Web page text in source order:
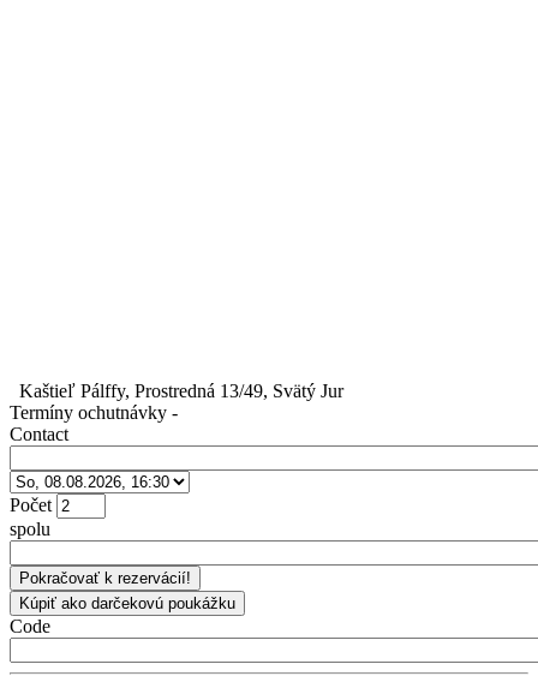
Kaštieľ Pálffy, Prostredná 13/49, Svätý Jur
Termíny ochutnávky -
Contact
Počet
spolu
Code